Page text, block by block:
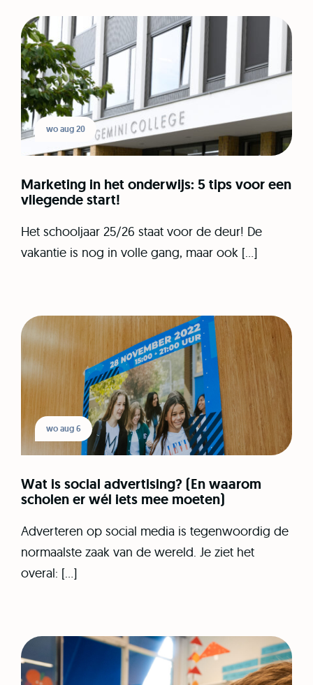
wo aug 20
Marketing in het onderwijs: 5 tips voor een
vliegende start!
Het schooljaar 25/26 staat voor de deur! De
vakantie is nog in volle gang, maar ook […]
wo aug 6
Wat is social advertising? (En waarom
scholen er wél iets mee moeten)
Adverteren op social media is tegenwoordig de
normaalste zaak van de wereld. Je ziet het
overal: […]